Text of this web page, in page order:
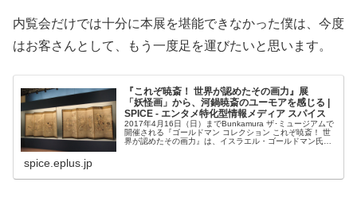
内覧会だけでは十分に本展を堪能できなかった僕は、今度
はお客さんとして、もう一度足を運びたいと思います。
『これぞ暁斎！ 世界が認めたその画力』展
「妖怪画」から、河鍋暁斎のユーモアを感じる |
SPICE - エンタメ特化型情報メディア スパイス
2017年4月16日（日）までBunkamura ザ･ミュージアムで
開催される『ゴールドマン コレクション これぞ暁斎！ 世
界が認めたその画力』は、イスラエル・ゴールドマン氏所
spice.eplus.jp